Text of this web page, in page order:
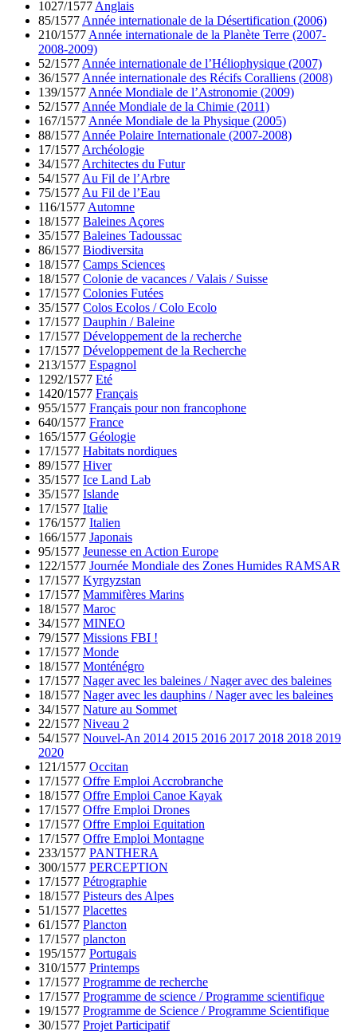
1027/1577 Anglais
85/1577 Année internationale de la Désertification (2006)
210/1577 Année internationale de la Planète Terre (2007-
2008-2009)
52/1577 Année internationale de l’Héliophysique (2007)
36/1577 Année internationale des Récifs Coralliens (2008)
139/1577 Année Mondiale de l’Astronomie (2009)
52/1577 Année Mondiale de la Chimie (2011)
167/1577 Année Mondiale de la Physique (2005)
88/1577 Année Polaire Internationale (2007-2008)
17/1577 Archéologie
34/1577 Architectes du Futur
54/1577 Au Fil de l’Arbre
75/1577 Au Fil de l’Eau
116/1577 Automne
18/1577 Baleines Açores
35/1577 Baleines Tadoussac
86/1577 Biodiversita
18/1577 Camps Sciences
18/1577 Colonie de vacances / Valais / Suisse
17/1577 Colonies Futées
35/1577 Colos Ecolos / Colo Ecolo
17/1577 Dauphin / Baleine
17/1577 Développement de la recherche
17/1577 Développement de la Recherche
213/1577 Espagnol
1292/1577 Eté
1420/1577 Français
955/1577 Français pour non francophone
640/1577 France
165/1577 Géologie
17/1577 Habitats nordiques
89/1577 Hiver
35/1577 Ice Land Lab
35/1577 Islande
17/1577 Italie
176/1577 Italien
166/1577 Japonais
95/1577 Jeunesse en Action Europe
122/1577 Journée Mondiale des Zones Humides RAMSAR
17/1577 Kyrgyzstan
17/1577 Mammifères Marins
18/1577 Maroc
34/1577 MINEO
79/1577 Missions FBI !
17/1577 Monde
18/1577 Monténégro
17/1577 Nager avec les baleines / Nager avec des baleines
18/1577 Nager avec les dauphins / Nager avec les baleines
34/1577 Nature au Sommet
22/1577 Niveau 2
54/1577 Nouvel-An 2014 2015 2016 2017 2018 2018 2019
2020
121/1577 Occitan
17/1577 Offre Emploi Accrobranche
18/1577 Offre Emploi Canoe Kayak
17/1577 Offre Emploi Drones
17/1577 Offre Emploi Equitation
17/1577 Offre Emploi Montagne
233/1577 PANTHERA
300/1577 PERCEPTION
17/1577 Pétrographie
18/1577 Pisteurs des Alpes
51/1577 Placettes
61/1577 Plancton
17/1577 plancton
195/1577 Portugais
310/1577 Printemps
17/1577 Programme de recherche
17/1577 Programme de science / Programme scientifique
19/1577 Programme de Science / Programme Scientifique
30/1577 Projet Participatif